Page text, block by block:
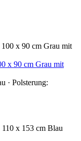
x 90 cm Grau mit
· Polsterung: